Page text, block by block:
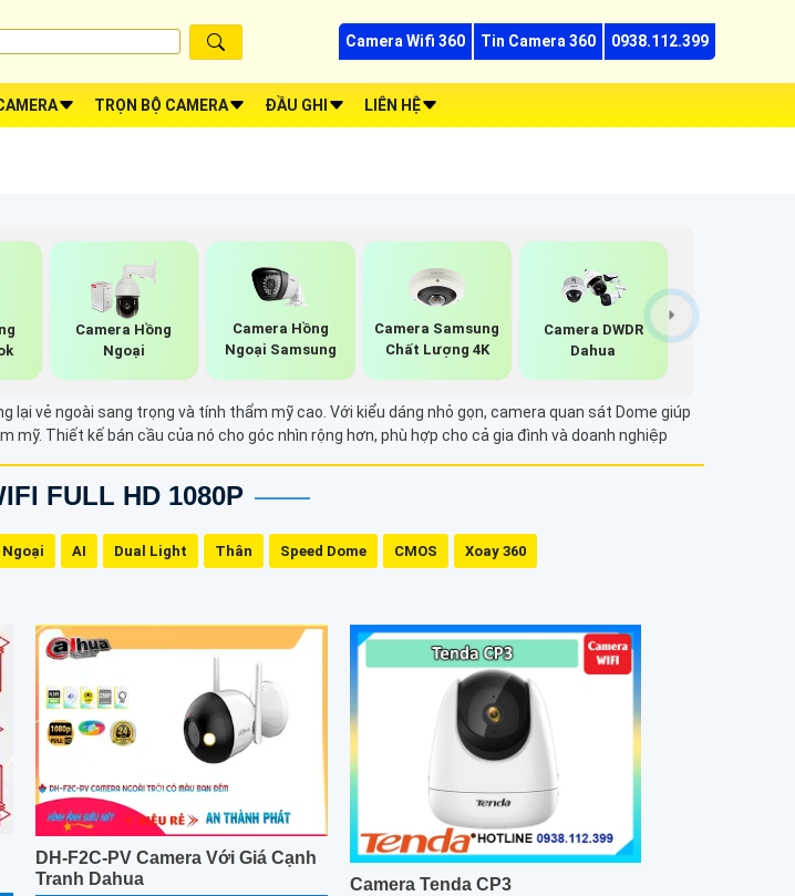
Camera Wifi 360 Tin Camera 360 0938.112.399
TRỌN BỘ CAMERA ĐẦU GHI LIÊN HỆ
Camera Hồng
Ngoại
Camera Hồng
Ngoại Samsung
Camera Samsung
Chất Lượng 4K
Camera DWDR
Dahua
vẻ ngoài sang trọng và tính thẩm mỹ cao. Với kiểu dáng nhỏ gọn, camera quan sát Dome giúp
Thiết kế bán cầu của nó cho góc nhìn rộng hơn, phù hợp cho cả gia đình và doanh nghiệp
FULL HD 1080P
AI Dual Light Thân Speed Dome CMOS Xoay 360
DH-F2C-PV Camera Với Giá Cạnh
Tranh Dahua
Camera Tenda CP3